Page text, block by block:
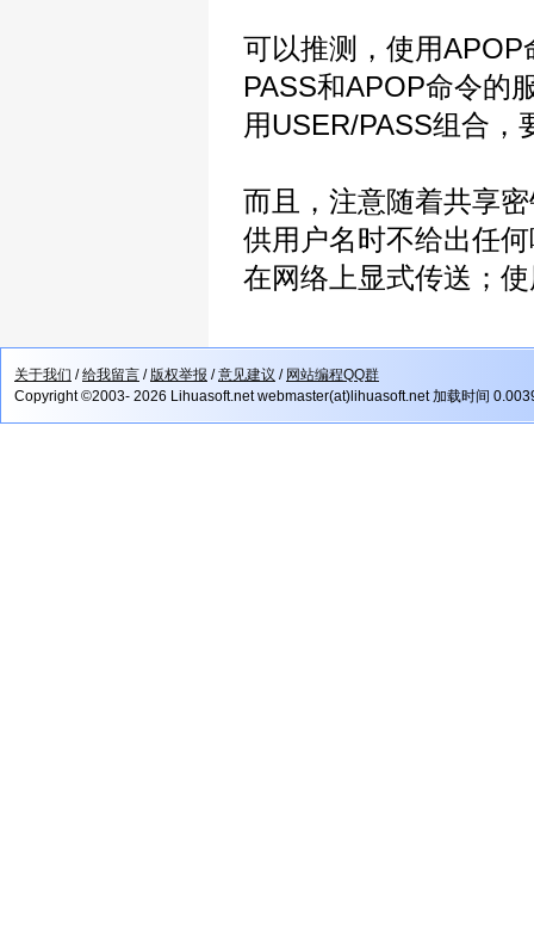
可以推测，使用
PASS和APOP命令的
用USER/PASS组合
而且，注意随着共享
供用户名时不给出任
在网络上显式传送；
关于我们 /给我留言 /版权举报 /意见建议 / 网站编程QQ群
Copyright ©2003- 2026 Lihuasoft.net webmaster(at)lihuasoft.net 加载时间